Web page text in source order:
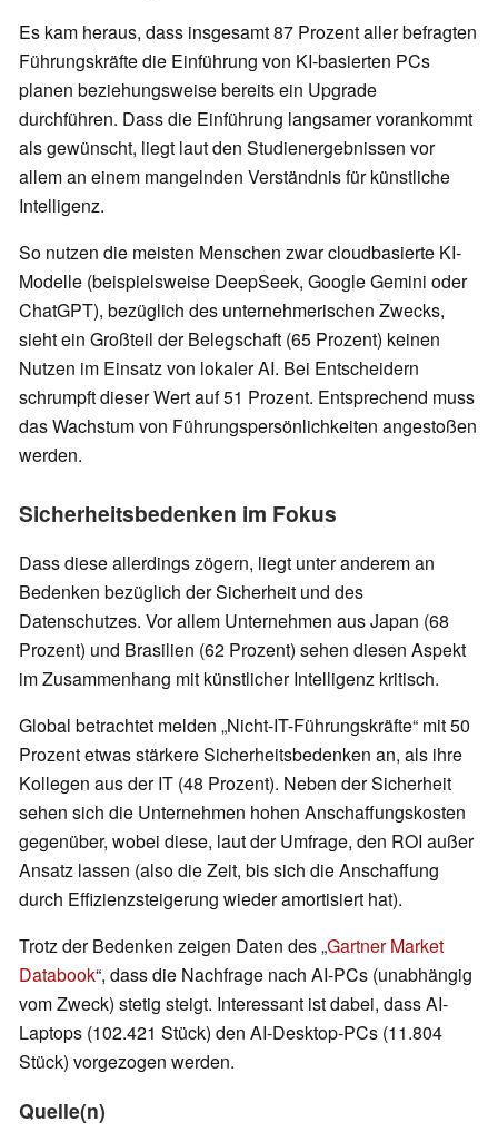
Es kam heraus, dass insgesamt 87 Prozent aller befragten
Führungskräfte die Einführung von KI-basierten PCs
planen beziehungsweise bereits ein Upgrade
durchführen. Dass die Einführung langsamer vorankommt
als gewünscht, liegt laut den Studienergebnissen vor
allem an einem mangelnden Verständnis für künstliche
Intelligenz.
So nutzen die meisten Menschen zwar cloudbasierte KI-
Modelle (beispielsweise DeepSeek, Google Gemini oder
ChatGPT), bezüglich des unternehmerischen Zwecks,
sieht ein Großteil der Belegschaft (65 Prozent) keinen
Nutzen im Einsatz von lokaler AI. Bei Entscheidern
schrumpft dieser Wert auf 51 Prozent. Entsprechend muss
das Wachstum von Führungspersönlichkeiten angestoßen
werden.
Sicherheitsbedenken im Fokus
Dass diese allerdings zögern, liegt unter anderem an
Bedenken bezüglich der Sicherheit und des
Datenschutzes. Vor allem Unternehmen aus Japan (68
Prozent) und Brasilien (62 Prozent) sehen diesen Aspekt
im Zusammenhang mit künstlicher Intelligenz kritisch.
Global betrachtet melden „Nicht-IT-Führungskräfte“ mit 50
Prozent etwas stärkere Sicherheitsbedenken an, als ihre
Kollegen aus der IT (48 Prozent). Neben der Sicherheit
sehen sich die Unternehmen hohen Anschaffungskosten
gegenüber, wobei diese, laut der Umfrage, den ROI außer
Ansatz lassen (also die Zeit, bis sich die Anschaffung
durch Effizienzsteigerung wieder amortisiert hat).
Trotz der Bedenken zeigen Daten des „Gartner Market
Databook“, dass die Nachfrage nach AI-PCs (unabhängig
vom Zweck) stetig steigt. Interessant ist dabei, dass AI-
Laptops (102.421 Stück) den AI-Desktop-PCs (11.804
Stück) vorgezogen werden.
Quelle(n)